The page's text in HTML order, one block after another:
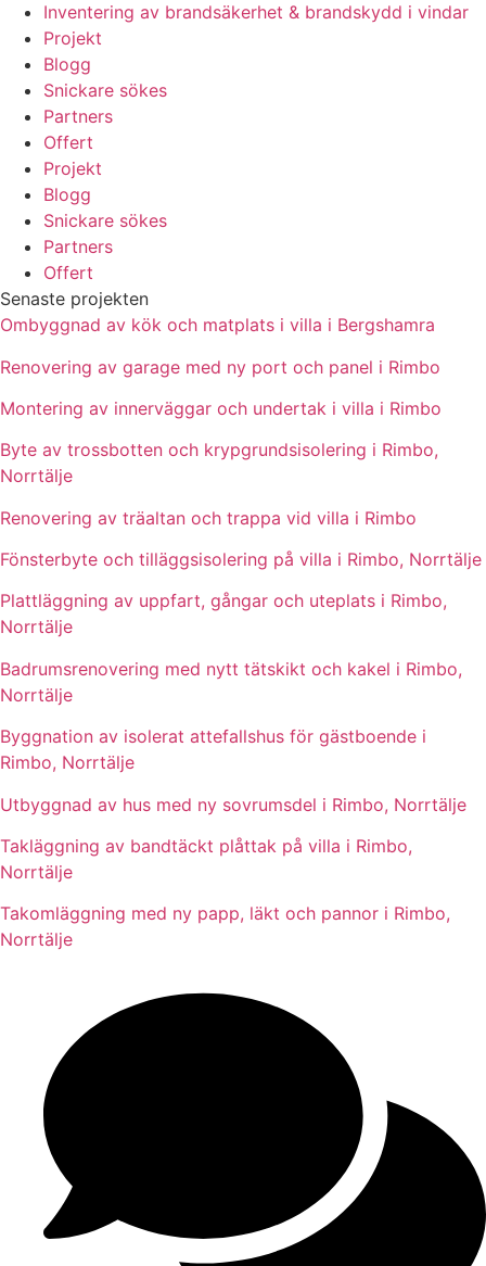
Inventering av brandsäkerhet & brandskydd i vindar
Projekt
Blogg
Snickare sökes
Partners
Offert
Projekt
Blogg
Snickare sökes
Partners
Offert
Senaste projekten
Ombyggnad av kök och matplats i villa i Bergshamra
Renovering av garage med ny port och panel i Rimbo
Montering av innerväggar och undertak i villa i Rimbo
Byte av trossbotten och krypgrundsisolering i Rimbo,
Norrtälje
Renovering av träaltan och trappa vid villa i Rimbo
Fönsterbyte och tilläggsisolering på villa i Rimbo, Norrtälje
Plattläggning av uppfart, gångar och uteplats i Rimbo,
Norrtälje
Badrumsrenovering med nytt tätskikt och kakel i Rimbo,
Norrtälje
Byggnation av isolerat attefallshus för gästboende i
Rimbo, Norrtälje
Utbyggnad av hus med ny sovrumsdel i Rimbo, Norrtälje
Takläggning av bandtäckt plåttak på villa i Rimbo,
Norrtälje
Takomläggning med ny papp, läkt och pannor i Rimbo,
Norrtälje